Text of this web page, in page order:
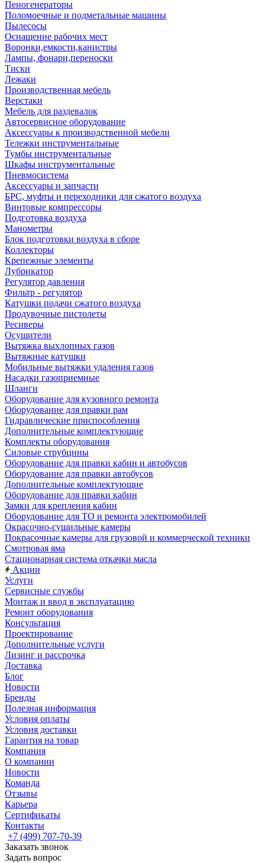
Пеногенераторы
Поломоечные и подметальные машины
Пылесосы
Оснащение рабочих мест
Воронки,емкости,канистры
Лампы, фонари,переноски
Тиски
Лежаки
Производственная мебель
Верстаки
Мебель для раздевалок
Автосервисное оборудование
Аксессуары к производственной мебели
Тележки инструментальные
Тумбы инструментальные
Шкафы инструментальные
Пневмосистема
Аксессуары и запчасти
БРС, муфты и переходники для сжатого воздуха
Винтовые компрессоры
Подготовка воздуха
Манометры
Блок подготовки воздуха в сборе
Коллекторы
Крепежные элементы
Лубрикатор
Регулятор давления
Фильтр - регулятор
Катушки подачи сжатого воздуха
Продувочные пистолеты
Ресиверы
Осушители
Вытяжка выхлопных газов
Вытяжные катушки
Мобильные вытяжки удаления газов
Насадки газоприемные
Шланги
Оборудование для кузовного ремонта
Оборудование для правки рам
Гидравлические приспособления
Дополнительные комплектующие
Комплекты оборудования
Силовые струбцины
Оборудование для правки кабин и автобусов
Оборудование для правки автобусов
Дополнительные комплектующие
Оборудование для правки кабин
Замки для крепления кабин
Оборудование для ТО и ремонта электромобилей
Окрасочно-сушильные камеры
Покрасочные камеры для грузовой и коммерческой техники
Смотровая яма
Стационарная система откачки масла
Акции
Услуги
Сервисные службы
Монтаж и ввод в эксплуатацию
Ремонт оборудования
Консультация
Проектирование
Дополнительные услуги
Лизинг и рассрочка
Доставка
Блог
Новости
Бренды
Полезная информация
Условия оплаты
Условия доставки
Гарантия на товар
Компания
О компании
Новости
Команда
Отзывы
Карьера
Сертификаты
Контакты
+7 (499) 707-70-39
Заказать звонок
Задать вопрос